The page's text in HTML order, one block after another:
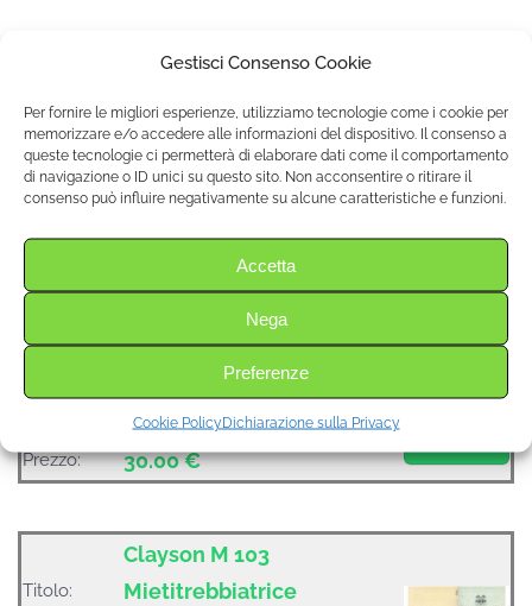
Gestisci Consenso Cookie
Per fornire le migliori esperienze, utilizziamo tecnologie come i cookie per
memorizzare e/o accedere alle informazioni del dispositivo. Il consenso a
queste tecnologie ci permetterà di elaborare dati come il comportamento
di navigazione o ID unici su questo sito. Non acconsentire o ritirare il
consenso può influire negativamente su alcune caratteristiche e funzioni.
Accetta
Nega
Preferenze
Cookie PolicyDichiarazione sulla Privacy
Motofalciatrice Oljmpia
Uso:
Uso e manutenzione
Descrizione:Prezzo spedizione inclusa
Codice:
MF-12
CADOPPI C 60
Uso:
Descrizione:Prezzo spedizione inclusa
MC-05
Prezzo: 30.00 €
Titolo:
Clayson M 103
Mietitrebbiatrice